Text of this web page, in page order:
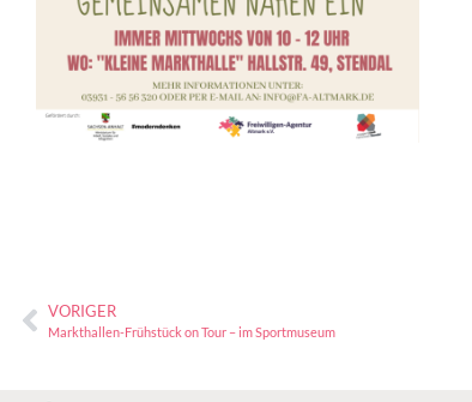
VORIGER
Markthallen-Frühstück on Tour – im Sportmuseum